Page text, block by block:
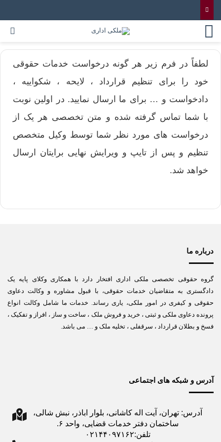
لطفاً در فرم زیر هر گونه درخواست خدمات حقوقی
خود را برای تنظیم قرارداد ، لایحه ، شکواییه ،
دادخواست و … برای ما ارسال نمایید. در اولین نوبت
با شما تماس گرفته شده و متن تخصصی هر یک از
درخواست های مورد نظر شما توسط وکیل متخصص
تنظیم و پس از تایپ و ویرایش نهایی برایتان ارسال
خواهد شد.
درباره ما
گروه حقوقی تخصصی ملکی اداری افتخار دارد با همکاری وکلای پایه یک
دادگستری به متقاضیان خدمات حقوقی، با قبول مشاوره و وکالت دعاوی
حقوقی و کیفری در امور ملکی، یاری رساند. خدمات ما شامل وکالت انواع
پرونده دعاوی ملکی و ثبتی ، خرید و فروش ملک ، ساخت و ساز ، افراز و تفکیک ،
فسخ و بطلان قرارداد ، سرقفلی ، تخلیه ملک و … می باشد.
آدرس و شبکه های اجتماعی
آدرس: تهران، آیت اله کاشانی، بلوار اباذر، نبش شالی،
ساختمان دفتر خدمات قضایی، واحد ۶.
تلفن:۰۲۱۴۴۰۹۷۱۶۲